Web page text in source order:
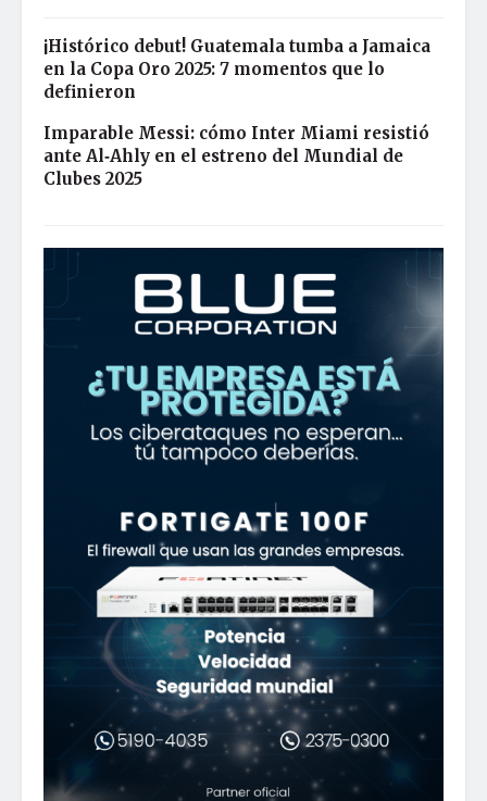
¡Histórico debut! Guatemala tumba a Jamaica
en la Copa Oro 2025: 7 momentos que lo
definieron
Imparable Messi: cómo Inter Miami resistió
ante Al‑Ahly en el estreno del Mundial de
Clubes 2025